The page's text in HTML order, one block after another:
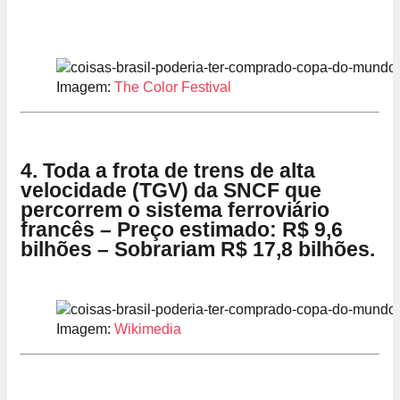
Imagem: The Color Festival
4. Toda a frota de trens de alta
velocidade (TGV) da SNCF que
percorrem o sistema ferroviário
francês – Preço estimado: R$ 9,6
bilhões – Sobrariam R$ 17,8 bilhões.
Imagem: Wikimedia